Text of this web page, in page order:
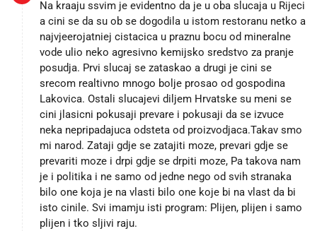
Na kraaju ssvim je evidentno da je u oba slucaja u Rijeci
a cini se da su ob se dogodila u istom restoranu netko a
najvjeerojatniej cistacica u praznu bocu od mineralne
vode ulio neko agresivno kemijsko sredstvo za pranje
posudja. Prvi slucaj se zataskao a drugi je cini se
srecom realtivno mnogo bolje prosao od gospodina
Lakovica. Ostali slucajevi diljem Hrvatske su meni se
cini jlasicni pokusaji prevare i pokusaji da se izvuce
neka nepripadajuca odsteta od proizvodjaca.Takav smo
mi narod. Zataji gdje se zatajiti moze, prevari gdje se
prevariti moze i drpi gdje se drpiti moze, Pa takova nam
je i politika i ne samo od jedne nego od svih stranaka
bilo one koja je na vlasti bilo one koje bi na vlast da bi
isto cinile. Svi imamju isti program: Plijen, plijen i samo
plijen i tko sljivi raju.